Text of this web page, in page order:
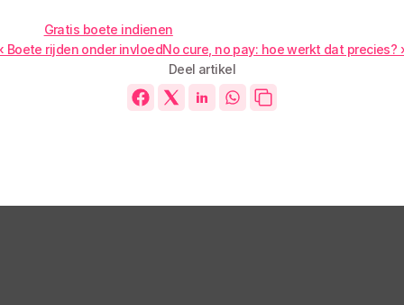
Gratis boete indienen
Boete rijden onder invloedNo cure, no pay: hoe werkt dat precies?
Deel artikel